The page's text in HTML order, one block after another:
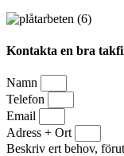
Kontakta en bra
Namn
Telefon
Email
Adress + Ort
Beskriv ert behov,